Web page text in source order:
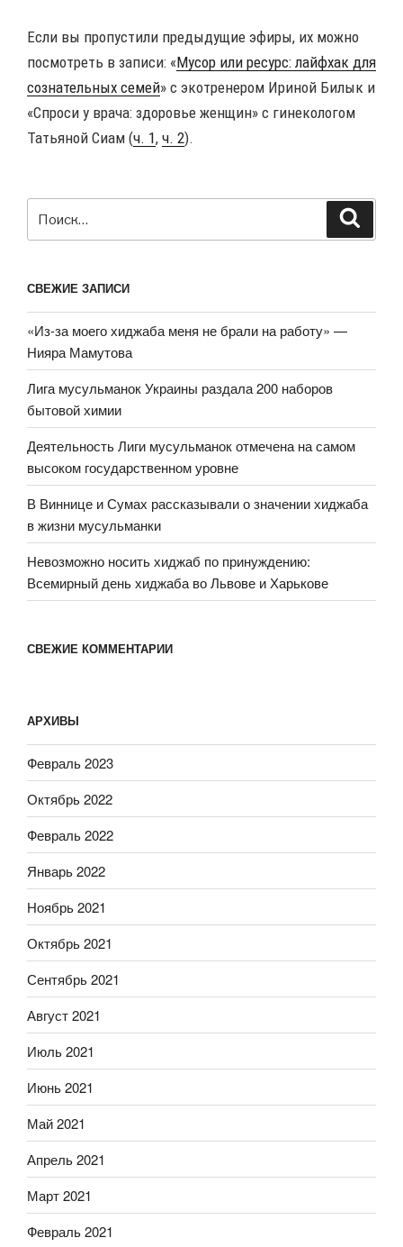
Если вы пропустили предыдущие эфиры, их можно
посмотреть в записи: «Мусор или ресурс: лайфхак для
сознательных семей» с экотренером Ириной Билык и
«Спроси у врача: здоровье женщин» с гинекологом
Татьяной Сиам (ч. 1, ч. 2).
СВЕЖИЕ ЗАПИСИ
«Из-за моего хиджаба меня не брали на работу» —
Нияра Мамутова
Лига мусульманок Украины раздала 200 наборов
бытовой химии
Деятельность Лиги мусульманок отмечена на самом
высоком государственном уровне
В Виннице и Сумах рассказывали о значении хиджаба
в жизни мусульманки
Невозможно носить хиджаб по принуждению:
Всемирный день хиджаба во Львове и Харькове
СВЕЖИЕ КОММЕНТАРИИ
АРХИВЫ
Февраль 2023
Октябрь 2022
Февраль 2022
Январь 2022
Ноябрь 2021
Октябрь 2021
Сентябрь 2021
Август 2021
Июль 2021
Июнь 2021
Май 2021
Апрель 2021
Март 2021
Февраль 2021